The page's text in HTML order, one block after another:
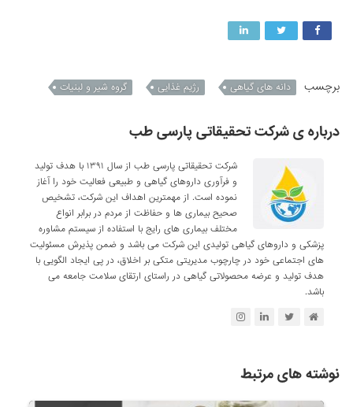
برچسب دانه های گیاهی رژیم غذایی گروه شیر و لبنیات
درباره ی شرکت تحقیقاتی پارسی طب
شرکت تحقیقاتی پارسی طب از سال ۱۳۹۱ با هدف تولید
و فرآوری داروهای گیاهی و طبیعی فعالیت خود را آغاز
نموده است. از مهمترین اهداف این شرکت، تشخیص
صحیح بیماری ها و حفاظت از مردم در برابر انواع
مختلف بیماری های رایج با استفاده از سیستم مشاوره
پزشکی و داروهای گیاهی تولیدی این شرکت می باشد و ضمن پذیرش مسئولیت
های اجتماعی خود در چارچوب مدیریتی متکی بر اخلاق، در پی ایجاد الگویی با
هدف تولید و عرضه محصولاتی گیاهی در راستای ارتقای سلامت جامعه می
باشد.
نوشته های مرتبط